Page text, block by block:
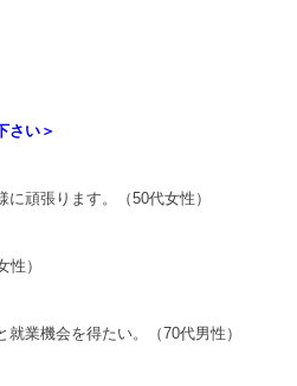
さい＞
頑張ります。（50代女性）
性）
業機会を得たい。（70代男性）